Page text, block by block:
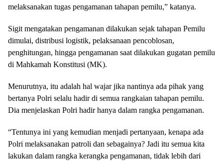
melaksanakan tugas pengamanan tahapan pemilu,” katanya.
Sigit mengatakan pengamanan dilakukan sejak tahapan Pemilu
dimulai, distribusi logistik, pelaksanaan pencoblosan,
penghitungan, hingga pengamanan saat dilakukan gugatan pemilu
di Mahkamah Konstitusi (MK).
Menurutnya, itu adalah hal wajar jika nantinya ada pihak yang
bertanya Polri selalu hadir di semua rangkaian tahapan pemilu.
Dia menjelaskan Polri hadir hanya dalam rangka pengamanan.
“Tentunya ini yang kemudian menjadi pertanyaan, kenapa ada
Polri melaksanakan patroli dan sebagainya? Jadi itu semua kita
lakukan dalam rangka kerangka pengamanan, tidak lebih dari